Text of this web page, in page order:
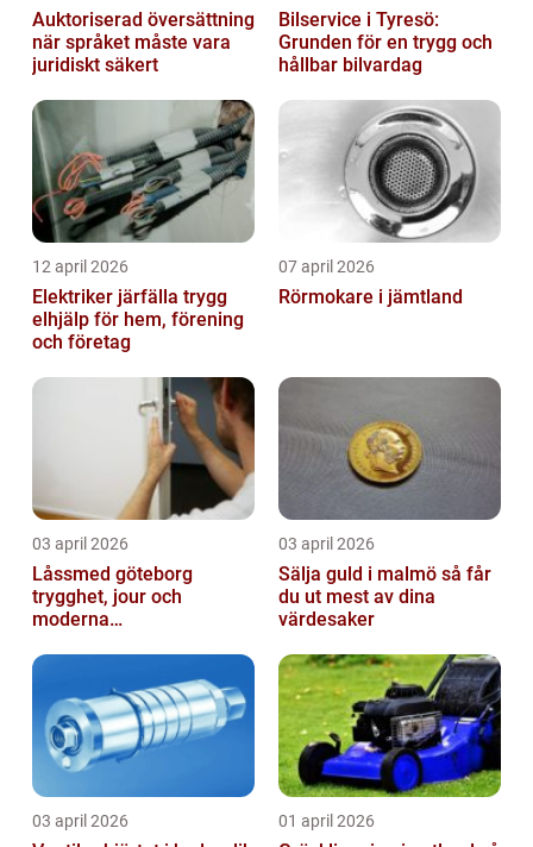
Auktoriserad översättning
när språket måste vara
juridiskt säkert
Bilservice i Tyresö:
Grunden för en trygg och
hållbar bilvardag
12 april 2026
Elektriker järfälla trygg
elhjälp för hem, förening
och företag
07 april 2026
Rörmokare i jämtland
03 april 2026
Låssmed göteborg
trygghet, jour och
moderna
03 april 2026
Sälja guld i malmö så får
du ut mest av dina
värdesaker
03 april 2026 01 april 2026